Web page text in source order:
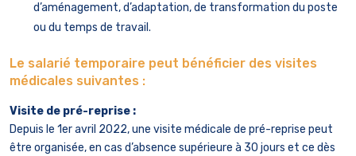
d’aménagement, d’adaptation, de transformation du poste
ou du temps de travail.
Le salarié temporaire peut bénéficier des visites
médicales suivantes :
Visite de pré-reprise :
Depuis le 1er avril 2022, une visite médicale de pré-reprise peut
être organisée, en cas d’absence supérieure à 30 jours et ce dès